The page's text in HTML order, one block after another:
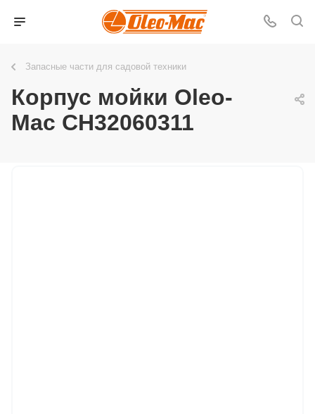
Запасные части для садовой техники
Корпус мойки Oleo-
Mac CH32060311